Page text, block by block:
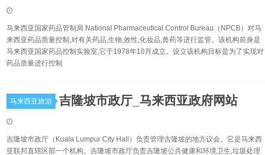
马来西亚国家药品管制局 National Pharmaceutical Control Bureau（NPCB）对马
来西亚药品质量控制,对有关药品,生物,效性,化妆品,兽药等进行监管。该机构前身是
马来西亚国家药品控制实验室,它于1978年10月成立。设立该机构目标是为了实现对
药品质量进行控制
马来西亚旅游 吉隆坡市政厅_马来西亚政府网站
吉隆坡市政厅（Kuala Lumpur City Hall）负责管理吉隆坡的地方议会。它是马来西
亚联邦直辖区部一个机构。吉隆坡市政厅负责吉隆坡公共健康和环境卫生,垃圾处理